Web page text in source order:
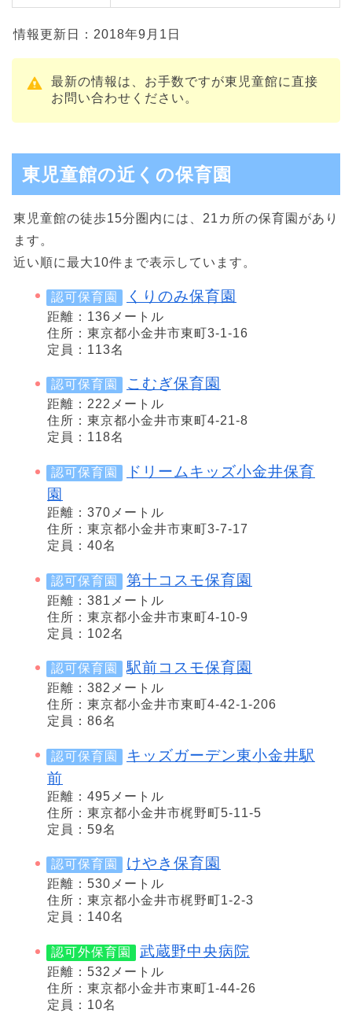
情報更新日：2018年9月1日
最新の情報は、お手数ですが東児童館に直接
お問い合わせください。
東児童館の近くの保育園
東児童館の徒歩15分圏内には、21カ所の保育園があり
ます。
近い順に最大10件まで表示しています。
認可保育園 くりのみ保育園
距離：136メートル
住所：東京都小金井市東町3-1-16
定員：113名
認可保育園 こむぎ保育園
距離：222メートル
住所：東京都小金井市東町4-21-8
定員：118名
認可保育園
ドリームキッズ小金井保育
園
距離：370メートル
住所：東京都小金井市東町3-7-17
定員：40名
認可保育園 第十コスモ保育園
距離：381メートル
住所：東京都小金井市東町4-10-9
定員：102名
認可保育園 駅前コスモ保育園
距離：382メートル
住所：東京都小金井市東町4-42-1-206
定員：86名
認可保育園
キッズガーデン東小金井駅
前
距離：495メートル
住所：東京都小金井市梶野町5-11-5
定員：59名
認可保育園 けやき保育園
距離：530メートル
住所：東京都小金井市梶野町1-2-3
定員：140名
認可外保育園 武蔵野中央病院
距離：532メートル
住所：東京都小金井市東町1-44-26
定員：10名